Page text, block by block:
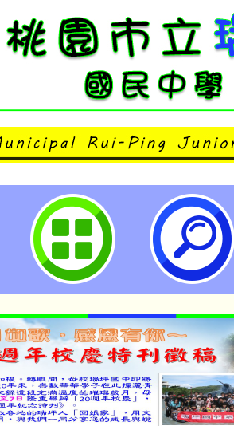
健康促進學校計畫－
中學